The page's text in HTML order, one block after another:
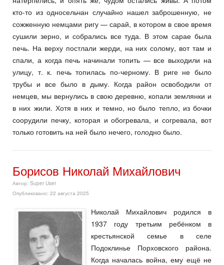
кто-то из односельчан случайно нашел заброшенную, не
сожженную немцами ригу — сарай, в котором в свое время
сушили зерно, и собрались все туда. В этом сарае была
печь. На верху постлали жерди, на них солому, вот там и
спали, а когда печь начинали топить — все выходили на
улицу, т. к. печь топилась по-черному. В риге не было
трубы и все было в дыму. Когда район освободили от
немцев, мы вернулись в свою деревню, копали землянки и
в них жили. Хотя в них и темно, но было тепло, из бочки
соорудили печку, которая и обогревала, и согревала, вот
только готовить на ней было нечего, голодно было.
Борисов Николай Михайлович
Автор: Super User
Опубликовано: 22 августа 2025
Николай Михайлович родился в
1937 году третьим ребёнком в
крестьянской семье в селе
Подоклинье Порховского района.
Когда началась война, ему ещё не